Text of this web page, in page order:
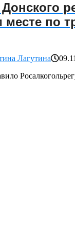
месте по
Лагутина